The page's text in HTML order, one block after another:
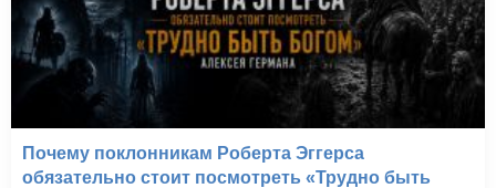
Почему поклонникам Роберта Эггерса
обязательно стоит посмотреть «Трудно быть